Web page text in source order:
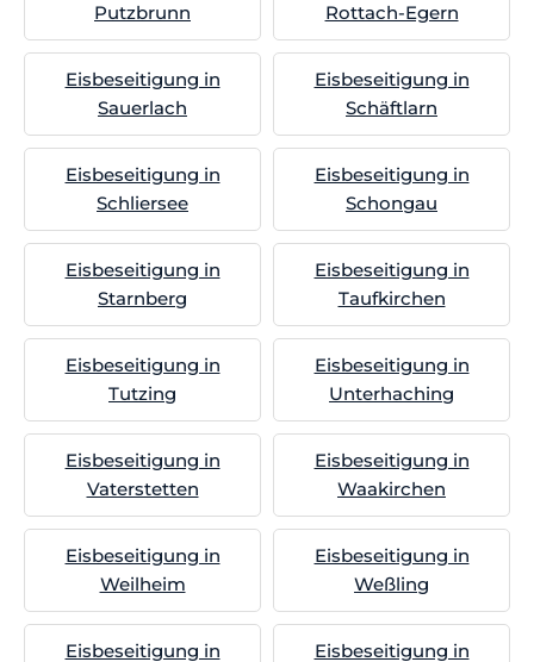
Putzbrunn
Rottach-Egern
Eisbeseitigung in
Sauerlach
Eisbeseitigung in
Schäftlarn
Eisbeseitigung in
Schliersee
Eisbeseitigung in
Schongau
Eisbeseitigung in
Starnberg
Eisbeseitigung in
Taufkirchen
Eisbeseitigung in
Tutzing
Eisbeseitigung in
Unterhaching
Eisbeseitigung in
Vaterstetten
Eisbeseitigung in
Waakirchen
Eisbeseitigung in
Weilheim
Eisbeseitigung in
Weßling
Eisbeseitigung in Eisbeseitigung in